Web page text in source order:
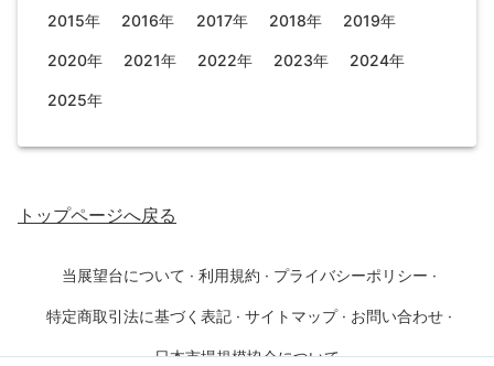
2015年 2016年 2017年 2018年 2019年
2020年 2021年 2022年 2023年 2024年
2025年
トップページへ戻る
当展望台について · 利用規約 · プライバシーポリシー ·
特定商取引法に基づく表記 · サイトマップ · お問い合わせ ·
日本市場規模協会について